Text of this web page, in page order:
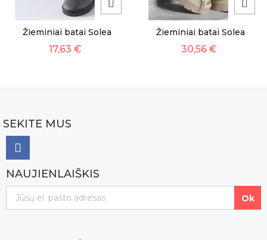
Žieminiai batai Solea
17,63 €
Žieminiai batai Solea
30,56 €
SEKITE MUS
NAUJIENLAIŠKIS